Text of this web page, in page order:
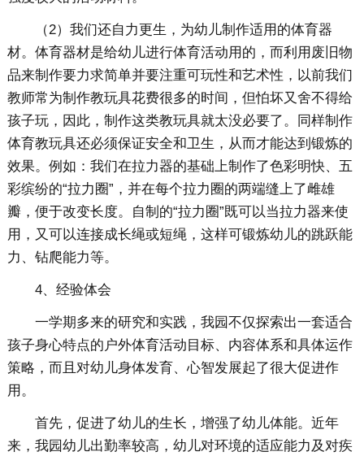
（2）我们还自力更生，为幼儿制作适用的体育器
材。体育器材是给幼儿进行体育活动用的，而利用废旧物
品来制作要力求简单并要注重可玩性和艺术性，以前我们
教师常为制作教玩具花费很多的时间，但怕坏又舍不得给
孩子玩，因此，制作这类教玩具就太没必要了。同样制作
体育教玩具还必须保证安全和卫生，从而才能达到锻炼的
效果。例如：我们在拉力器的基础上制作了色彩明快、五
彩缤纷的“拉力圈”，并在每个拉力圈的两端缝上了雌雄
瓣，便于改变长度。自制的“拉力圈”既可以当拉力器来使
用，又可以连接成长绳或短绳，这样可锻炼幼儿的跳跃能
力、钻爬能力等。
4、经验体会
一学期多来的研究和实践，我园不仅探索出一套适合
孩子身心特点的户外体育活动目标、内容体系和具体运作
策略，而且对幼儿身体发育、心智发展起了很大促进作
用。
首先，促进了幼儿的生长，增强了幼儿体能。近年
来，我园幼儿出勤率较高，幼儿对环境的适应能力及对疾